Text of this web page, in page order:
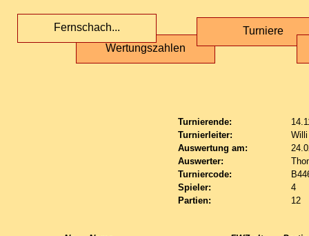
Wertungszahlen
Fernschach... Turniere
Turnierende:
Turnierleiter:
Auswertung am:
Auswerter:
Turniercode:
Spieler:
4
Partien:
12